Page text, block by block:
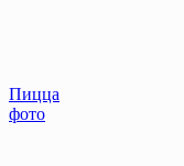
Пицца
фото